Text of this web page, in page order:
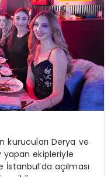
kurucuları Derya ve
ekipleriyle
İstanbul’da açılması